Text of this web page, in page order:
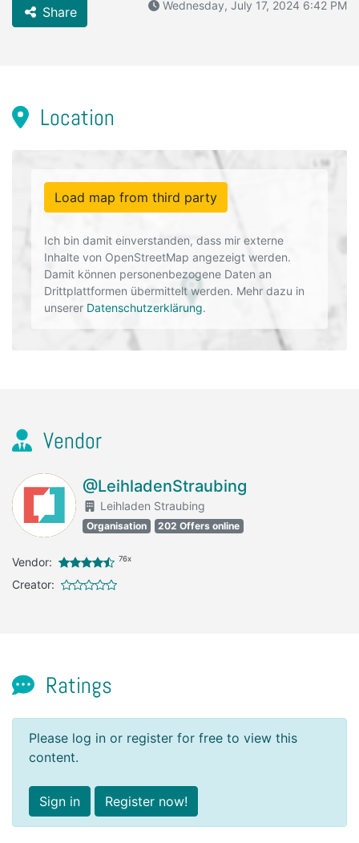
Share Wednesday, July 17, 2024 6:42 PM
Location
Load map from third party
Ich bin damit einverstanden, dass mir externe
Inhalte von OpenStreetMap angezeigt werden.
Damit können personenbezogene Daten an
Drittplattformen übermittelt werden. Mehr dazu in
unserer Datenschutzerklärung.
Vendor
@LeihladenStraubing
Leihladen Straubing
Organisation 202 Offers online
Vendor: 76x
Creator:
Ratings
Please log in or register for free to view this
content.
Sign in Register now!